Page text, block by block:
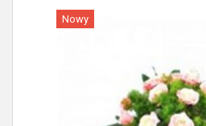
Nowy